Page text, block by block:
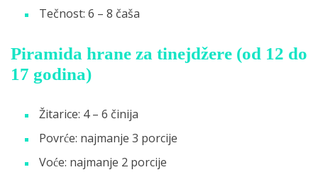
Tečnost: 6 – 8 čaša
Piramida hrane za tinejdžere (od 12 do
17 godina)
Žitarice: 4 – 6 činija
Povrće: najmanje 3 porcije
Voće: najmanje 2 porcije